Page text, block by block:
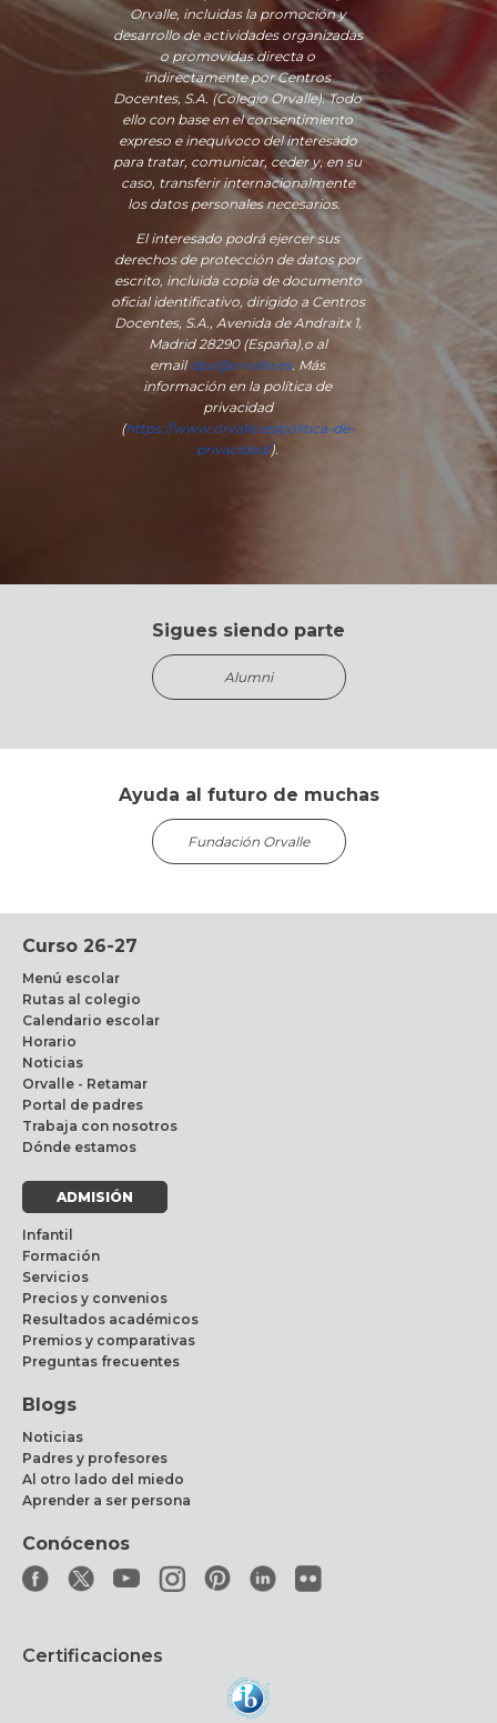
Orvalle, incluidas la promoción y
desarrollo de actividades organizadas
o promovidas directa o
indirectamente por Centros
Docentes, S.A. (Colegio Orvalle). Todo
ello con base en el consentimiento
expreso e inequívoco del interesado
para tratar, comunicar, ceder y, en su
caso, transferir internacionalmente
los datos personales necesarios.
El interesado podrá ejercer sus
derechos de protección de datos por
escrito, incluida copia de documento
oficial identificativo, dirigido a Centros
Docentes, S.A., Avenida de Andraitx 1,
Madrid 28290 (España), o al
emaildpo@orvalle.es. Más
información en la política de
privacidad
(https://www.orvalle.es/politica-de-
privacidad/).
Sigues siendo parte
Alumni
Ayuda al futuro de muchas
Fundación Orvalle
Curso 26-27
Menú escolar
Rutas al colegio
Calendario escolar
Horario
Noticias
Orvalle - Retamar
Portal de padres
Trabaja con nosotros
Dónde estamos
ADMISIÓN
Infantil
Formación
Servicios
Precios y convenios
Resultados académicos
Premios y comparativas
Preguntas frecuentes
Blogs
Noticias
Padres y profesores
Al otro lado del miedo
Aprender a ser persona
Conócenos
Certificaciones